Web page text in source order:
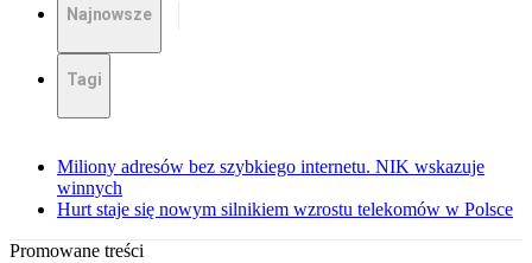
Najnowsze
Tagi
Miliony adresów bez szybkiego internetu. NIK wskazuje
winnych
Hurt staje się nowym silnikiem wzrostu telekomów w Polsce
Promowane treści